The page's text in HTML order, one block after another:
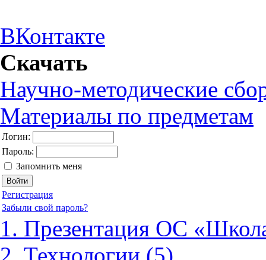
ВКонтакте
Скачать
Научно-методические
Материалы по предметам
Логин:
Пароль:
Запомнить меня
Регистрация
Забыли свой пароль?
1. Презентация ОС